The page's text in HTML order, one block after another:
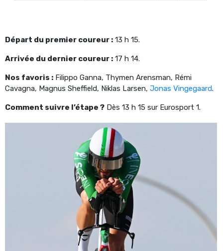
Départ du premier coureur : 13 h 15.
Arrivée du dernier coureur : 17 h 14.
Nos favoris : Filippo Ganna, Thymen Arensman, Rémi
Cavagna, Magnus Sheffield, Niklas Larsen, Jonas Vingegaard.
Comment suivre l’étape ? Dès 13 h 15 sur Eurosport 1.